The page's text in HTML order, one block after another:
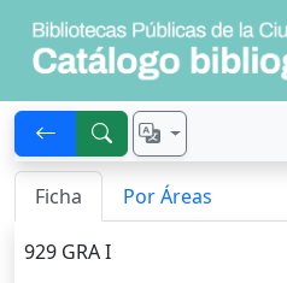
Ficha Por Áreas
929 GRA I